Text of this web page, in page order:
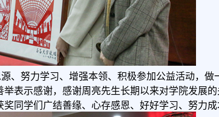
、努力学习、增强本领、积极参加公益活动，做
表示感谢，感谢周亮先生长期以来对学院发展
同学们广结善缘、心存感恩、好好学习、努力成